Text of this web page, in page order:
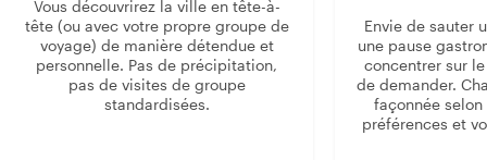
Vous découvrirez la ville en tête-à-
tête (ou avec votre propre groupe de
voyage) de manière détendue et
personnelle. Pas de précipitation,
pas de visites de groupe
standardisées.
Envie de sauter
une pause
concentrer sur
de demander.
façonnée
préférences et